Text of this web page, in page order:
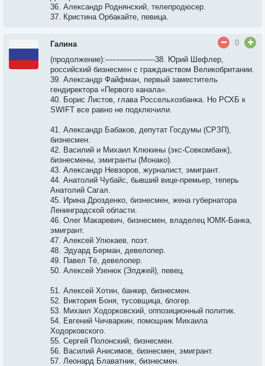
36. Александр Роднянский, телепродюсер.
37. Кристина Орбакайте, певица.
Галина
0
(продолжение):---------------------38. Юрий Шефлер,
российский бизнесмен с гражданством Великобритании.
39. Александр Файфман, первый заместитель
гендиректора «Первого канала».
40. Борис Листов, глава Россельхозбанка. Но РСХБ к
SWIFT все равно не подключили.
41. Александр Бабаков, депутат Госдумы (СРЗП),
бизнесмен.
42. Василий и Михаил Клюкины (экс-Совкомбанк),
бизнесмены, эмигранты (Монако).
43. Александр Невзоров, журналист, эмигрант.
44. Анатолий Чубайс, бывший вице-премьер, теперь
Анатолий Сагал.
45. Ирина Дрозденко, бизнесмен, жена губернатора
Ленинградской области.
46. Олег Макаревич, бизнесмен, владелец ЮМК-Банка,
эмигрант.
47. Алексей Улюкаев, поэт.
48. Эдуард Берман, девелопер.
49. Павел Тё, девелопер.
50. Алексей Узенюк (Элджей), певец.
51. Алексей Хотин, банкир, бизнесмен.
52. Виктория Боня, тусовщица, блогер.
53. Михаил Ходорковский, оппозиционный политик.
54. Евгений Чичваркин, помощник Михаила
Ходорковского.
55. Сергей Полонский, бизнесмен.
56. Василий Анисимов, бизнесмен, эмигрант.
57. Леонард Блаватник, бизнесмен.